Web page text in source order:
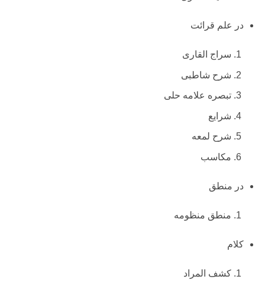
در علم قرائت
سراج القاری
شرح شاطبی
تبصره علامه حلی
شرایع
شرح لمعه
مکاسب
در منطق
منطق منظومه
کلام
کشف المراد